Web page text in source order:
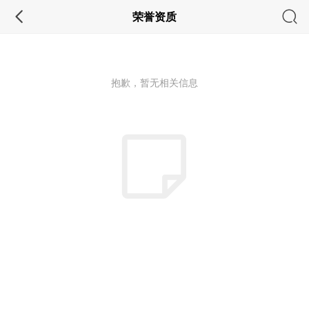
荣誉资质
抱歉，暂无相关信息